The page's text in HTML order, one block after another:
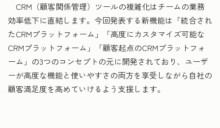
CRM（顧客関係管理）ツールの複雑化はチームの業務
効率低下に直結します。今回発表する新機能は「統合され
たCRMプラットフォーム」「高度にカスタマイズ可能な
CRMプラットフォーム」「顧客起点のCRMプラットフォ
ーム」の3つのコンセプトの元に開発されており、ユーザ
ーが高度な機能と使いやすさの両方を享受しながら自社の
顧客満足度を高めていけるよう支援します。